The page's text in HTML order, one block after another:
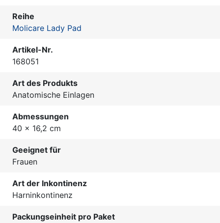
Reihe
Molicare Lady Pad
Artikel-Nr.
168051
Art des Produkts
Anatomische Einlagen
Abmessungen
40 x 16,2 cm
Geeignet für
Frauen
Art der Inkontinenz
Harninkontinenz
Packungseinheit pro Paket